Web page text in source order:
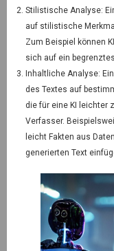
Stilistische Analyse:
auf stilistische
Zum Beispiel können
sich auf ein
Inhaltliche Analyse:
des Textes auf
die für eine KI leichter
Verfasser.
leicht Fakten aus
generierten Text